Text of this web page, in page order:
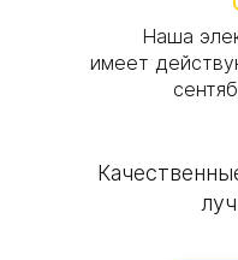
сопротивления
мегаомметром
до 1 кВ, 1 шт.
Наша
имеет